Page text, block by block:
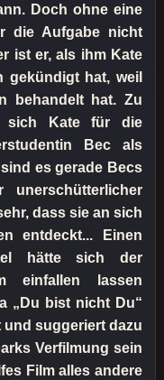
Doch ohne eine
die Aufgabe nicht
ist er, als ihm Kate
gekündigt hat, weil
behandelt hat. Zu
sich Kate für die
Bec als
es gerade Becs
dass sie an sich
entdeckt... Einen
hätte sich der
einfallen lassen
„Du bist nicht Du“
suggeriert dazu
Verfilmung sein
Film alles andere